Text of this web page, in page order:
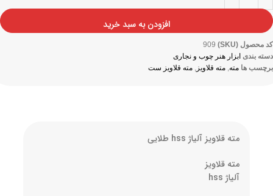
افزودن به سبد خرید
کد محصول (SKU)
909
دسته بندی ابزار هنر چوب و نجاری
برچسب ها مته, مته قلاویز , مته قلاویز ست
مته قلاویز آلیاژ hss طلایی
مته قلاویز
آلیاژ hss